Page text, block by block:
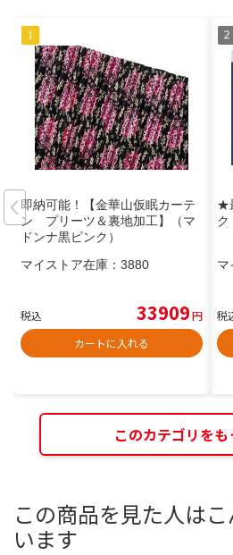
即納可能！【金華山仮眠カーテ
ン プリーツ＆裏地加工】（マ
ドンナ黒ピンク）
マイストア在庫： 3880
税込 33909円
カートに入れる
★
ク
マ
税
このカテゴリをも
この商品を見た人は
います